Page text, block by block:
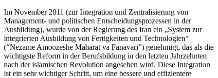
Im November 2011 (zur Integration und Zentralisierung von
Management- und politischen Entscheidungsprozessen in der
Ausbildung), wurde von der Regierung des Iran ein „System zur
integrierten Ausbildung von Fertigkeiten und Technologien“
(“Nezame Amoozeshe Maharat va Fanavari”) genehmigt, das als die
wichtigste Reform in der Berufsbildung in den letzten Jahrzehnten
nach der islamischen Revolution angesehen wird. Diese Integration
ist ein sehr wichtiger Schritt, um eine bessere und effizientere